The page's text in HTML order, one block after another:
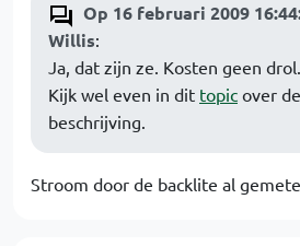
Op 16 februari 2009
Willis:
Ja, dat zijn ze. Kosten geen drol.
Kijk wel even in dit topic over
beschrijving.
Stroom door de backlite al